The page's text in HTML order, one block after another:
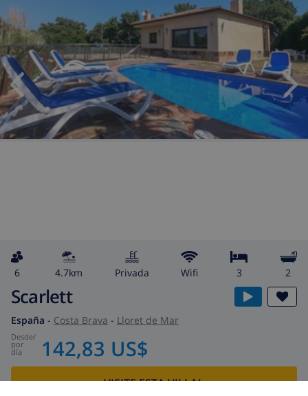
6 4.7km privada wifi 3 2
Scarlett
España - Costa Brava - Lloret de Mar
desde/
por
día 142,83 US$
¡VISITE ESTA VILLA!›